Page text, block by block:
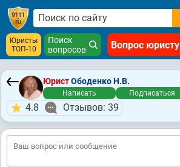
Юристы
ТОП-10
Поиск
вопросов
Вопрос юристу
ЮристОбоденко Н.В.
Написать Подписаться
4.8 Отзывов: 39